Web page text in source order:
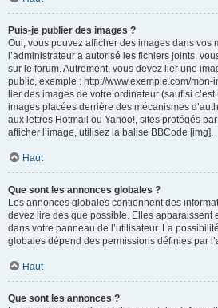
Puis-je publier des images ?
Oui, vous pouvez afficher des images dans vos
l’administrateur a autorisé les fichiers joints,
sur le forum. Autrement, vous devez lier une
public, exemple : http://www.exemple.com/
lier des images de votre ordinateur (sauf si
images placées derrière des mécanismes
aux lettres Hotmail ou Yahoo!, sites protégés
afficher l’image, utilisez la balise BBCode [img].
Haut
Que sont les annonces globales ?
Les annonces globales contiennent des
devez lire dès que possible. Elles apparaissent
dans votre panneau de l’utilisateur. La
globales dépend des permissions définies par
Haut
Que sont les annonces ?